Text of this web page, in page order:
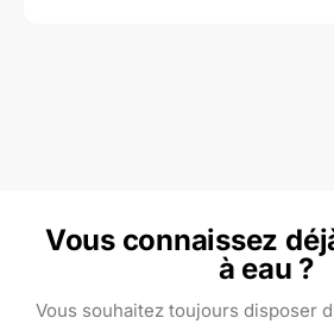
Vous connaissez
à eau ?
Vous souhaitez toujours disposer